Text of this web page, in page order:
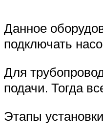
Данное
подключать
Для
подачи. Тогда
Этапы